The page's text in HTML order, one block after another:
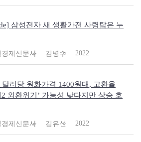
삼성전자 새 생활가전 사령탑은 누
제신문사 김병수 2022
러당 원화가격 1400원대, 고환율
2 외환위기’ 가능성 낮다지만 상승 호
제신문사 김유신 2022